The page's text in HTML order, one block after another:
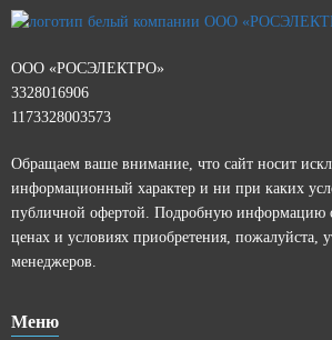
ООО «РОСЭЛЕКТРО»
3328016906
1173328003573
Обращаем ваше внимание, что сайт носит
информационный характер и ни при каких
публичной офертой. Подробную информацию
ценах и условиях приобретения, пожалуйста,
менеджеров.
Меню